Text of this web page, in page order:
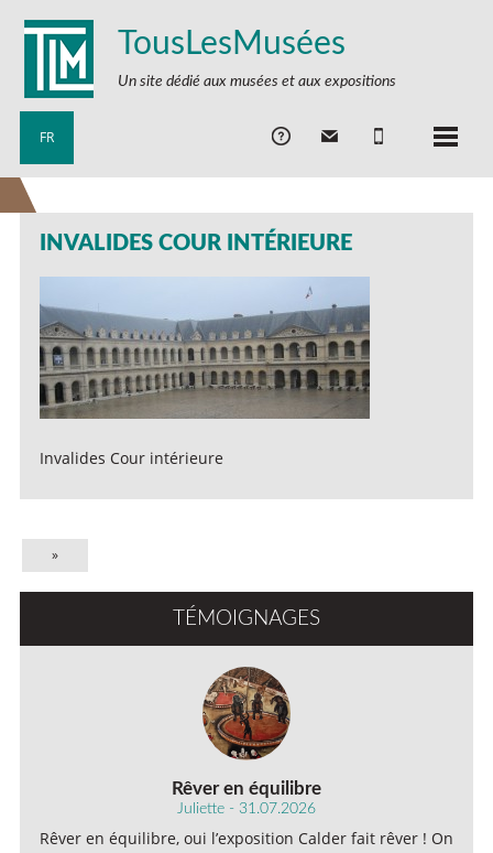
TousLesMusées
Un site dédié aux musées et aux expositions
FR
INVALIDES COUR INTÉRIEURE
Invalides Cour intérieure
»
TÉMOIGNAGES
Rêver en équilibre
Juliette - 31.07.2026
Rêver en équilibre, oui l’exposition Calder fait rêver ! On